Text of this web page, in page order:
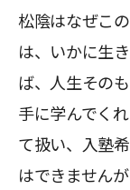
松陰はなぜこ
は、いかに生
ば、人生その
手に学んでく
て扱い、入塾
はできません